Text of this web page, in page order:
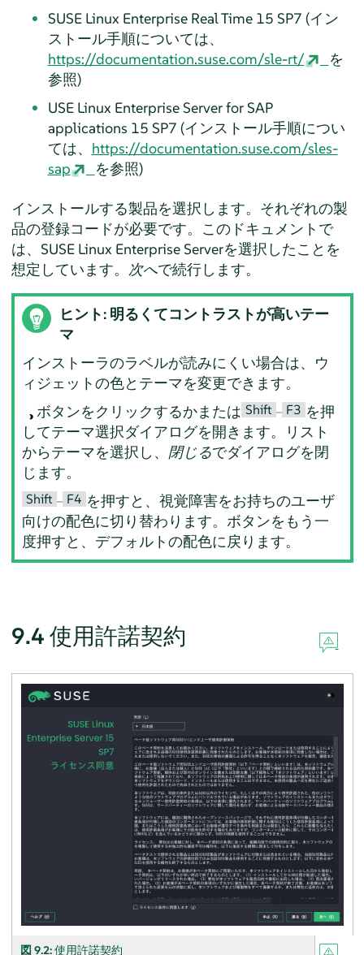
SUSE Linux Enterprise Real Time 15 SP7 (イン
ストール手順については、
https://documentation.suse.com/sle-rt/
を
参照)
USE Linux Enterprise Server for SAP
applications 15 SP7 (インストール手順につい
ては、 https://documentation.suse.com/sles-
sap
を参照)
インストールする製品を選択します。それぞれの製
品の登録コードが必要です。このドキュメントで
は、 SUSE Linux Enterprise Serverを選択したことを
想定しています。 次へで続行します。
ヒント: 明るくてコントラストが高いテー
マ
インストーラのラベルが読みにくい場合は、ウ
ィジェットの色とテーマを変更できます。
ボタンをクリックするかまたは Shift – F3 を押
してテーマ選択ダイアログを開きます。リスト
からテーマを選択し、 閉じるでダイアログを閉
じます。
Shift – F4 を押すと、視覚障害をお持ちのユーザ
向けの配色に切り替わります。ボタンをもう一
度押すと、デフォルトの配色に戻ります。
9.4 使用許諾契約
図 9.2:使用許諾契約